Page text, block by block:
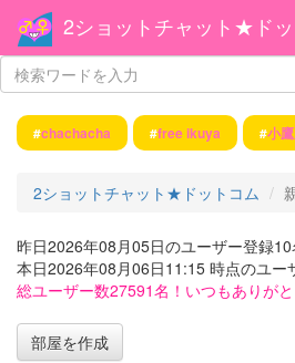
2ショットチャット★ド
#chachacha #free ikuya #小
2ショットチャット★ドットコム
昨日2026年08月05日のユーザー登録10
本日2026年08月06日11:15 時点のユー
総ユーザー数27591名！いつもありがと
部屋を作成